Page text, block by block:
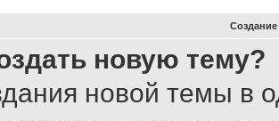
новую тему?
новой темы в